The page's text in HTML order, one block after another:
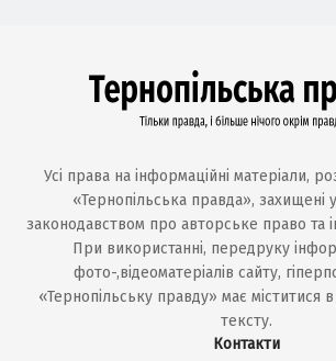
Усі права на інформаційні матеріали,
«Тернопільська правда», захищені
законодавством про авторське право та
При використанні, передруку
фото-,відеоматеріалів сайту,
«Тернопільську правду» має міститися
тексту.
Контакти